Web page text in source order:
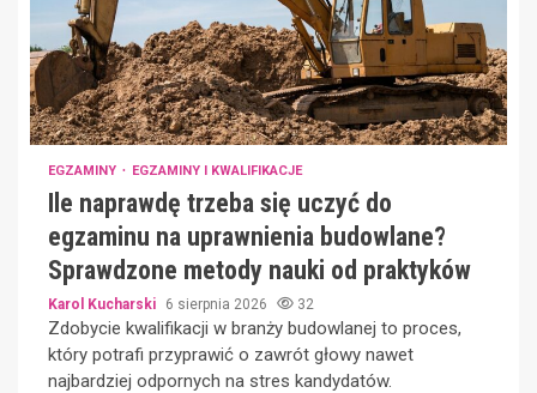
EGZAMINY EGZAMINY I KWALIFIKACJE
Ile naprawdę trzeba się uczyć do
egzaminu na uprawnienia budowlane?
Sprawdzone metody nauki od praktyków
Karol Kucharski 6 sierpnia 2026 32
Zdobycie kwalifikacji w branży budowlanej to proces,
który potrafi przyprawić o zawrót głowy nawet
najbardziej odpornych na stres kandydatów.